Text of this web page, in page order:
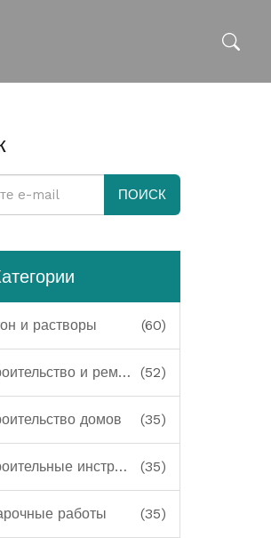
ПОИСК
и растворы (60)
и ремонт (52)
домов (35)
инструменты (35)
работы (35)